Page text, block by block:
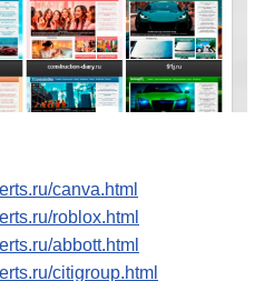
canva.html
roblox.html
abbott.html
citigroup.html